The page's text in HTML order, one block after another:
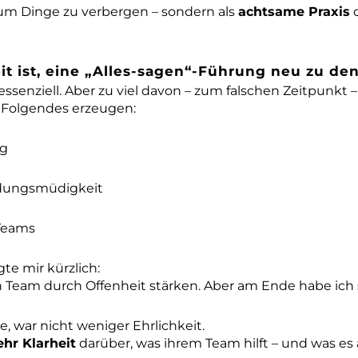
Dinge zu verbergen – sondern als achtsame Praxis
ist, eine „Alles-sagen“-Führung neu zu
Aber zu viel davon – zum falschen Zeitpunkt
erzeugen:
mir kürzlich:
Team durch Offenheit stärken. Aber am Ende habe ich
war nicht weniger Ehrlichkeit.
Klarheit darüber, was ihrem Team hilft – und was